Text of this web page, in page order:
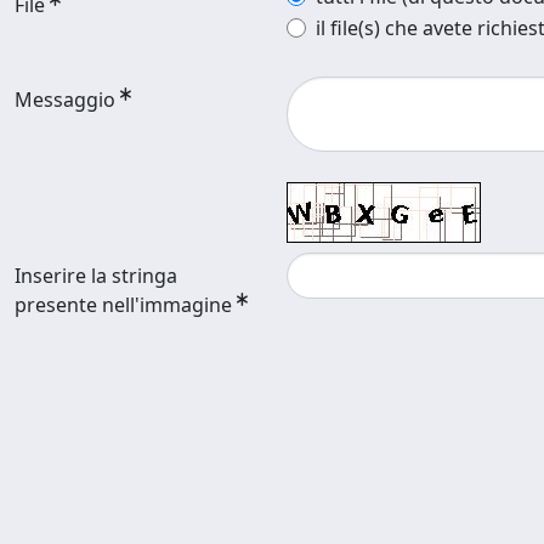
il file(s) che avete
Messaggio
Inserire la stringa
presente nell'immagine